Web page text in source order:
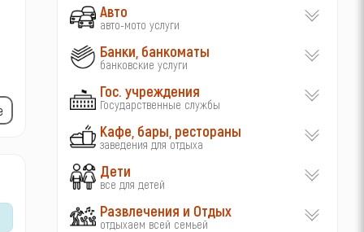
Авто
авто-мото услуги
Банки, банкоматы
банковские услуги
Гос. учреждения
Государственные службы
Кафе, бары, рестораны
заведения для отдыха
Дети
все для детей
Развлечения и Отдых
отдыхаем всей семьей